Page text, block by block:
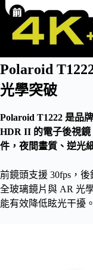
Polaroid
光學突破
Polaroid T1222 是品
HDR II 的電子後視鏡
件，夜間畫質、逆光
前鏡頭支援 30fps，
全玻璃鏡片與 AR 光
能有效降低眩光干擾。